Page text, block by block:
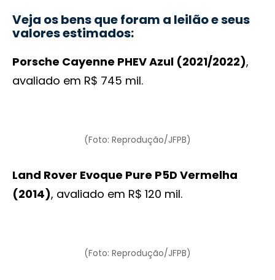
Veja os bens que foram a leilão e seus
valores estimados:
Porsche Cayenne PHEV Azul (2021/2022),
avaliado em R$ 745 mil.
(Foto: Reprodução/JFPB)
Land Rover Evoque Pure P5D Vermelha
(2014), avaliado em R$ 120 mil.
(Foto: Reprodução/JFPB)